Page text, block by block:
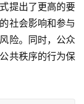
提出了更高的要
社会影响和参与
险。同时，公众
共秩序的行为保